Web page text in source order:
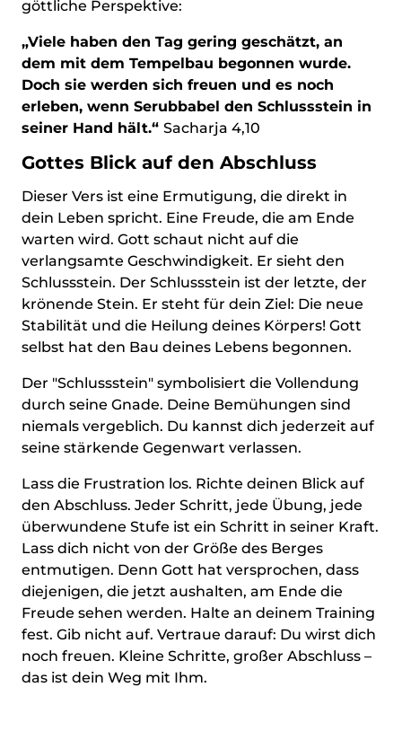
göttliche Perspektive:
„Viele haben den Tag gering geschätzt, an
dem mit dem Tempelbau begonnen wurde.
Doch sie werden sich freuen und es noch
erleben, wenn Serubbabel den Schlussstein in
seiner Hand hält.“ Sacharja 4,10
Gottes Blick auf den Abschluss
Dieser Vers ist eine Ermutigung, die direkt in
dein Leben spricht. Eine Freude, die am Ende
warten wird. Gott schaut nicht auf die
verlangsamte Geschwindigkeit. Er sieht den
Schlussstein. Der Schlussstein ist der letzte, der
krönende Stein. Er steht für dein Ziel: Die neue
Stabilität und die Heilung deines Körpers! Gott
selbst hat den Bau deines Lebens begonnen.
Der "Schlussstein" symbolisiert die Vollendung
durch seine Gnade. Deine Bemühungen sind
niemals vergeblich. Du kannst dich jederzeit auf
seine stärkende Gegenwart verlassen.
Lass die Frustration los. Richte deinen Blick auf
den Abschluss. Jeder Schritt, jede Übung, jede
überwundene Stufe ist ein Schritt in seiner Kraft.
Lass dich nicht von der Größe des Berges
entmutigen. Denn Gott hat versprochen, dass
diejenigen, die jetzt aushalten, am Ende die
Freude sehen werden. Halte an deinem Training
fest. Gib nicht auf. Vertraue darauf: Du wirst dich
noch freuen. Kleine Schritte, großer Abschluss –
das ist dein Weg mit Ihm.